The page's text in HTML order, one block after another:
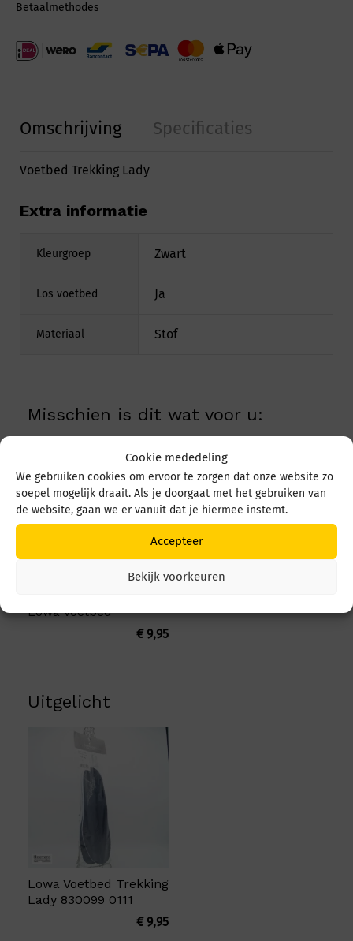
Cookie mededeling
We gebruiken cookies om ervoor te zorgen dat onze website zo
soepel mogelijk draait. Als je doorgaat met het gebruiken van
de website, gaan we er vanuit dat je hiermee instemt.
Accepteer
Bekijk voorkeuren
Betaalmethodes
Omschrijving Specificaties
Voetbed Trekking Lady
Extra informatie
Kleurgroep Zwart
Los voetbed Ja
Materiaal Stof
Misschien is dit wat voor u:
Lowa Voetbed
€9,95
Uitgelicht
Lowa Voetbed Trekking
Lady 830099 0111
€9,95